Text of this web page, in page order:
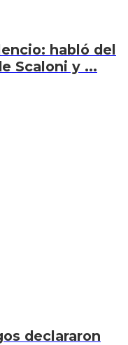
habló del
Scaloni y ...
declararon